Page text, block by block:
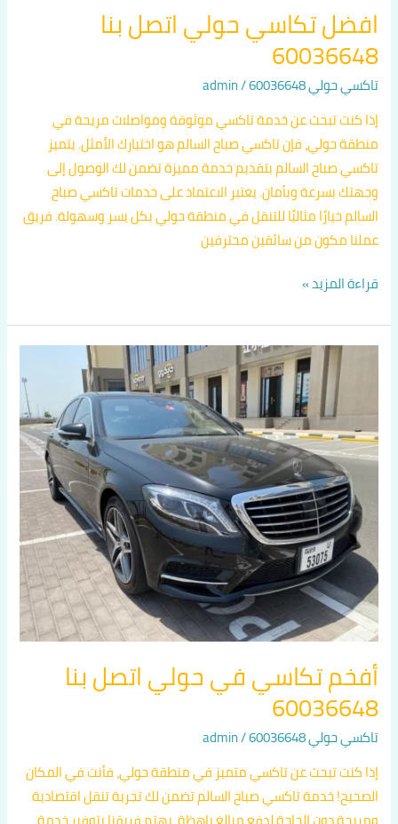
افضل تكاسي حولي اتصل بنا
60036648
تاكسي حولي 60036648 /
admin
إذا كنت تبحث عن خدمة تاكسي موثوقة ومواصلات مريحة في
منطقة حولي، فإن تاكسي صباح السالم هو اختيارك الأمثل. يتميز
تاكسي صباح السالم بتقديم خدمة مميزة تضمن لك الوصول إلى
وجهتك بسرعة وبأمان. يعتبر الاعتماد على خدمات تاكسي صباح
السالم خيارًا مثاليًا للتنقل في منطقة حولي بكل يسر وسهولة. فريق
عملنا مكون من سائقين محترفين
قراءة المزيد »
أفخم تكاسي في حولي اتصل بنا
60036648
تاكسي حولي 60036648 /
admin
إذا كنت تبحث عن تاكسي متميز في منطقة حولي، فأنت في المكان
الصحيح! خدمة تاكسي صباح السالم تضمن لك تجربة تنقل اقتصادية
تكاسي
حولي
اتصل
60036648